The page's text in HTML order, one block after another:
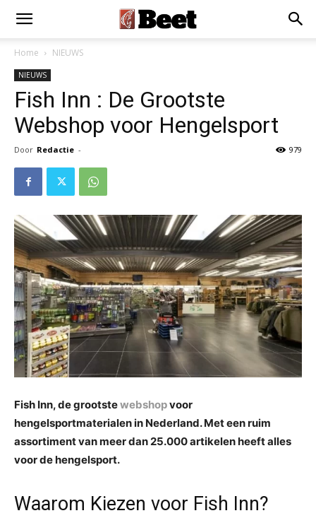
Home NIEUWS
NIEUWS
Fish Inn : De Grootste
Webshop voor Hengelsport
Door Redactie - 979
Fish Inn, de grootstewebshopvoor
hengelsportmaterialen in Nederland. Met een ruim
assortiment van meer dan 25.000 artikelen heeft alles
voor de hengelsport.
Waarom Kiezen voor Fish Inn?
Installeren